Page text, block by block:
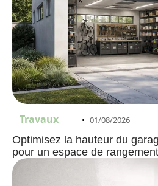
Travaux 01/08/2026
Optimisez la hauteur du
pour un espace de